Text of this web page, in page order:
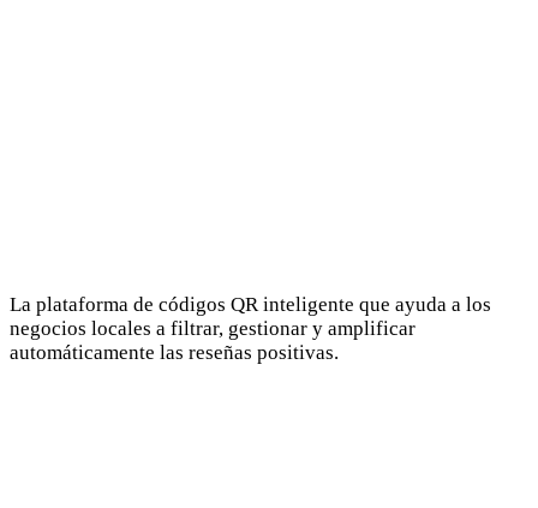
La plataforma de códigos QR inteligente que ayuda a los
negocios locales a filtrar, gestionar y amplificar
automáticamente las reseñas positivas.